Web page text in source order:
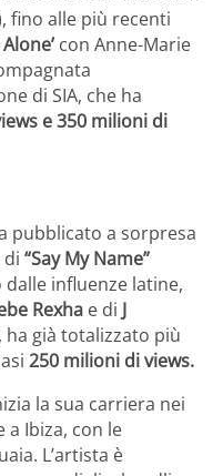
fino alle più recenti
con Anne-Marie
di SIA, che ha
e 350 milioni di
pubblicato a sorpresa
di “Say My Name”
influenze latine,
Rexha e di J
ha già totalizzato più
250 milioni di views.
la sua carriera nei
Ibiza, con le
L’artista è